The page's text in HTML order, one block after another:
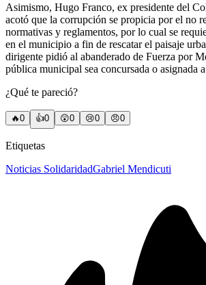
Asimismo, Hugo Franco, ex presidente del
acotó que la corrupción se propicia por el no
normativas y reglamentos, por lo cual se
en el municipio a fin de rescatar el paisaje
dirigente pidió al abanderado de Fuerza por
pública municipal sea concursada o asignada
¿Qué te pareció?
🔥0 👍0 😲0 😢0 😠0
Etiquetas
Noticias SolidaridadGabriel Mendicuti